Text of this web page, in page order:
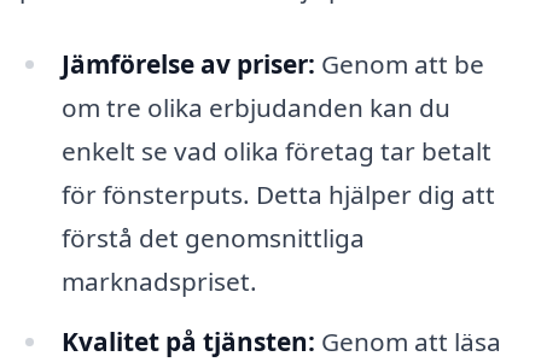
Jämförelse av priser: Genom att be
om tre olika erbjudanden kan du
enkelt se vad olika företag tar betalt
för fönsterputs. Detta hjälper dig att
förstå det genomsnittliga
marknadspriset.
Kvalitet på tjänsten: Genom att läsa